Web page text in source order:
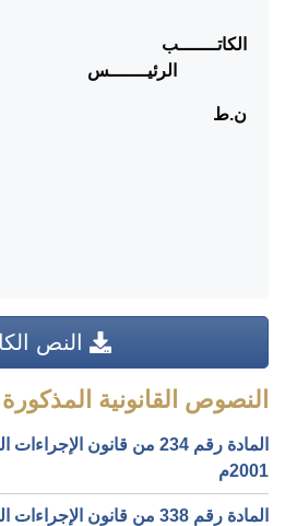
الرئيـــــــس
ن.ط
النص
النصوص القانونية
2001م